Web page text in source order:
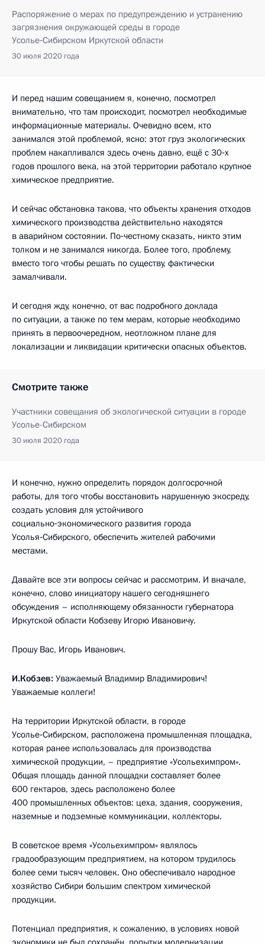
Распоряжение о мерах по предупреждению и устранению
загрязнения окружающей среды в городе
Усолье‑Сибирском Иркутской области
30 июля 2020 года
И перед нашим совещанием я, конечно, посмотрел
внимательно, что там происходит, посмотрел необходимые
информационные материалы. Очевидно всем, кто
занимался этой проблемой, ясно: этот груз экологических
проблем накапливался здесь очень давно, ещё с 30‑х
годов прошлого века, на этой территории работало крупное
химическое предприятие.
И сейчас обстановка такова, что объекты хранения отходов
химического производства действительно находятся
в аварийном состоянии. По‑честному сказать, никто этим
толком и не занимался никогда. Более того, проблему,
вместо того чтобы решать по существу, фактически
замалчивали.
И сегодня жду, конечно, от вас подробного доклада
по ситуации, а также по тем мерам, которые необходимо
принять в первоочередном, неотложном плане для
локализации и ликвидации критически опасных объектов.
Смотрите также
Участники совещания об экологической ситуации в городе
Усолье-Сибирском
30 июля 2020 года
И конечно, нужно определить порядок долгосрочной
работы, для того чтобы восстановить нарушенную экосреду,
создать условия для устойчивого
социально‑экономического развития города
Усолья‑Сибирского, обеспечить жителей рабочими
местами.
Давайте все эти вопросы сейчас и рассмотрим. И вначале,
конечно, слово инициатору нашего сегодняшнего
обсуждения – исполняющему обязанности губернатора
Иркутской области Кобзеву Игорю Ивановичу.
Прошу Вас, Игорь Иванович.
И.Кобзев: Уважаемый Владимир Владимирович!
Уважаемые коллеги!
На территории Иркутской области, в городе
Усолье‑Сибирском, расположена промышленная площадка,
которая ранее использовалась для производства
химической продукции, – предприятие «Усольехимпром».
Общая площадь данной площадки составляет более
600 гектаров, здесь расположено более
400 промышленных объектов: цеха, здания, сооружения,
наземные и подземные коммуникации, коллекторы.
В советское время «Усольехимпром» являлось
градообразующим предприятием, на котором трудилось
более семи тысяч человек. Оно обеспечивало народное
хозяйство Сибири большим спектром химической
продукции.
Потенциал предприятия, к сожалению, в условиях новой